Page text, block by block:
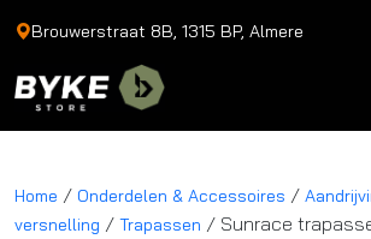
Brouwerstraat 8B, 1315 BP, Almere
Home / Onderdelen & Accessoires /
versnelling / Trapassen / Sunrace